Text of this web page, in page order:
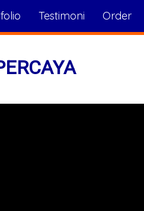
Testimoni Order